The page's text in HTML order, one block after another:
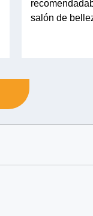
salón de